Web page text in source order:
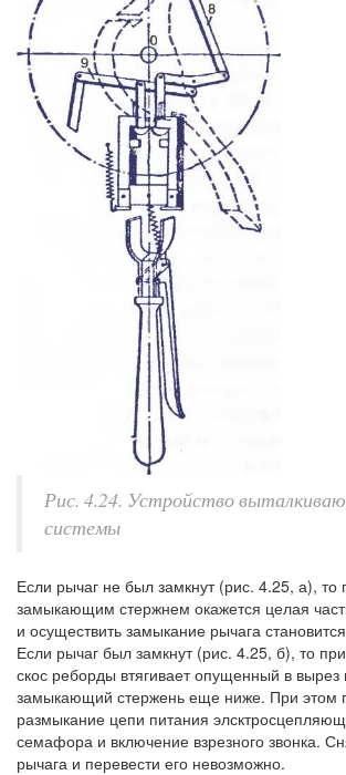
Рис. 4.24. Устройство
системы
Если рычаг не был замкнут (рис. 4.25, а),
замыкающим стержнем окажется целая
и осуществить замыкание рычага
Если рычаг был замкнут (рис. 4.25, б), то при
скос реборды втягивает опущенный в вырез
замыкающий стержень еще ниже. При этом
размыкание цепи питания
семафора и включение взрезного звонка.
рычага и перевести его невозможно.